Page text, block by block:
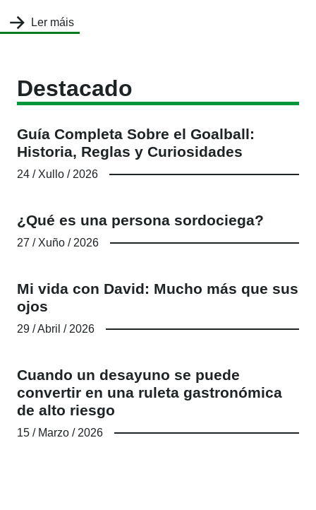
Ler máis
Destacado
Guía Completa Sobre el Goalball:
Historia, Reglas y Curiosidades
24 / Xullo / 2026
¿Qué es una persona sordociega?
27 / Xuño / 2026
Mi vida con David: Mucho más que sus
ojos
29 / Abril / 2026
Cuando un desayuno se puede
convertir en una ruleta gastronómica
de alto riesgo
15 / Marzo / 2026